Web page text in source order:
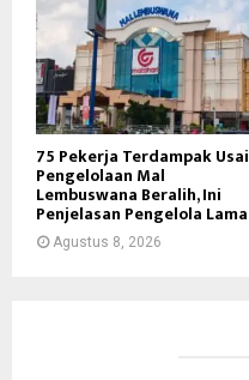
75 Pekerja Terdampak Usai
Pengelolaan Mal
Lembuswana Beralih, Ini
Penjelasan Pengelola Lama
Agustus 8, 2026